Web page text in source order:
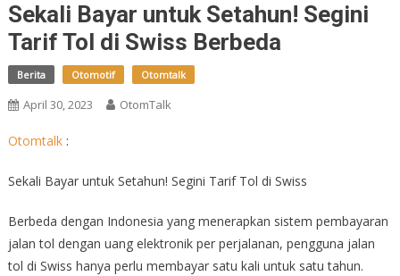
Sekali Bayar untuk Setahun! Segini
Tarif Tol di Swiss Berbeda
Berita Otomotif Otomtalk
April 30, 2023 OtomTalk
Otomtalk:
Sekali Bayar untuk Setahun! Segini Tarif Tol di Swiss
Berbeda dengan Indonesia yang menerapkan sistem pembayaran
jalan tol dengan uang elektronik per perjalanan, pengguna jalan
tol di Swiss hanya perlu membayar satu kali untuk satu tahun.